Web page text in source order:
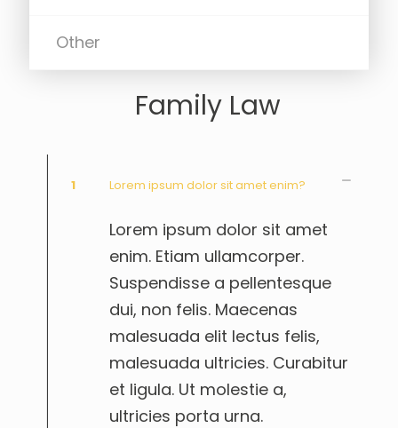
Other
Family Law
1 Lorem ipsum dolor sit amet enim?
Lorem ipsum dolor sit amet
enim. Etiam ullamcorper.
Suspendisse a pellentesque
dui, non felis. Maecenas
malesuada elit lectus felis,
malesuada ultricies. Curabitur
et ligula. Ut molestie a,
ultricies porta urna.